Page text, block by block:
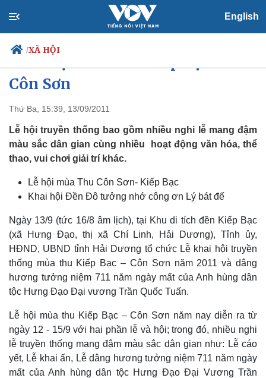
English
/XÃ HỘI
Chính trị
Đảng
Tổ chức nhân sự
Quốc hội
Nhận diện sự thật
Tin 24h
Dự báo thời tiết
Việc làm
Biển đảo
Côn Sơn
Thứ Ba, 15:39, 13/09/2011
Lễ hội truyền thống bao gồm nhiều nghi lễ mang đậm
màu sắc dân gian cùng nhiều hoạt động văn hóa, thể
thao, vui chơi giải trí khác.
Lễ hội mùa Thu Côn Sơn- Kiếp Bạc
Khai hội Đền Đô tưởng nhớ công ơn Lý bát đế
Ngày 13/9 (tức 16/8 âm lịch), tại Khu di tích đền Kiếp Bạc
(xã Hưng Đạo, thị xã Chí Linh, Hải Dương), Tỉnh ủy,
HĐND, UBND tỉnh Hải Dương tổ chức Lễ khai hội truyền
thống mùa thu Kiếp Bạc – Côn Sơn năm 2011 và dâng
hương tưởng niệm 711 năm ngày mất của Anh hùng dân
tộc Hưng Đạo Đại vương Trần Quốc Tuấn.
Lễ hội mùa thu Kiếp Bạc – Côn Sơn năm nay diễn ra từ
ngày 12 - 15/9 với hai phần lễ và hội; trong đó, nhiều nghi
lễ truyền thống mang đậm màu sắc dân gian như: Lễ cáo
yết, Lễ khai ấn, Lễ dâng hương tưởng niệm 711 năm ngày
mất của Anh hùng dân tộc Hưng Đạo Đại Vương Trần